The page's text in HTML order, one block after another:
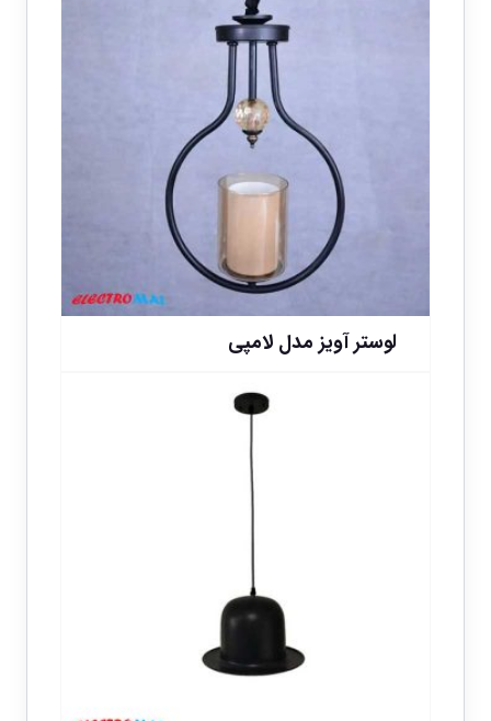
لوستر آویز مدل لامپی